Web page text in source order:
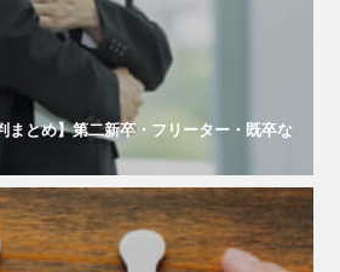
まとめ】第二新卒・フリーター・既卒な